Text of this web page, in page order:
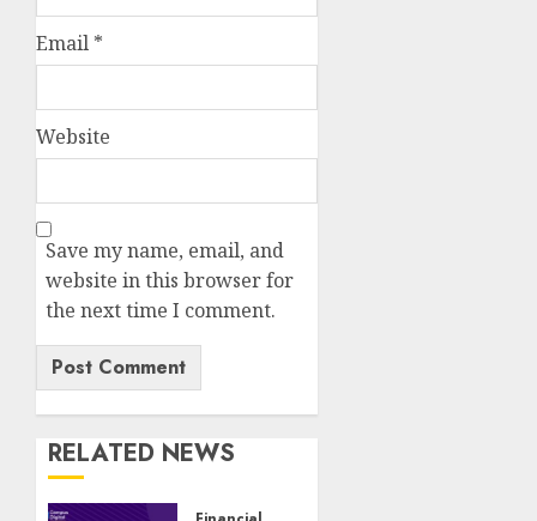
Email *
Website
Save my name, email, and
website in this browser for
the next time I comment.
RELATED NEWS